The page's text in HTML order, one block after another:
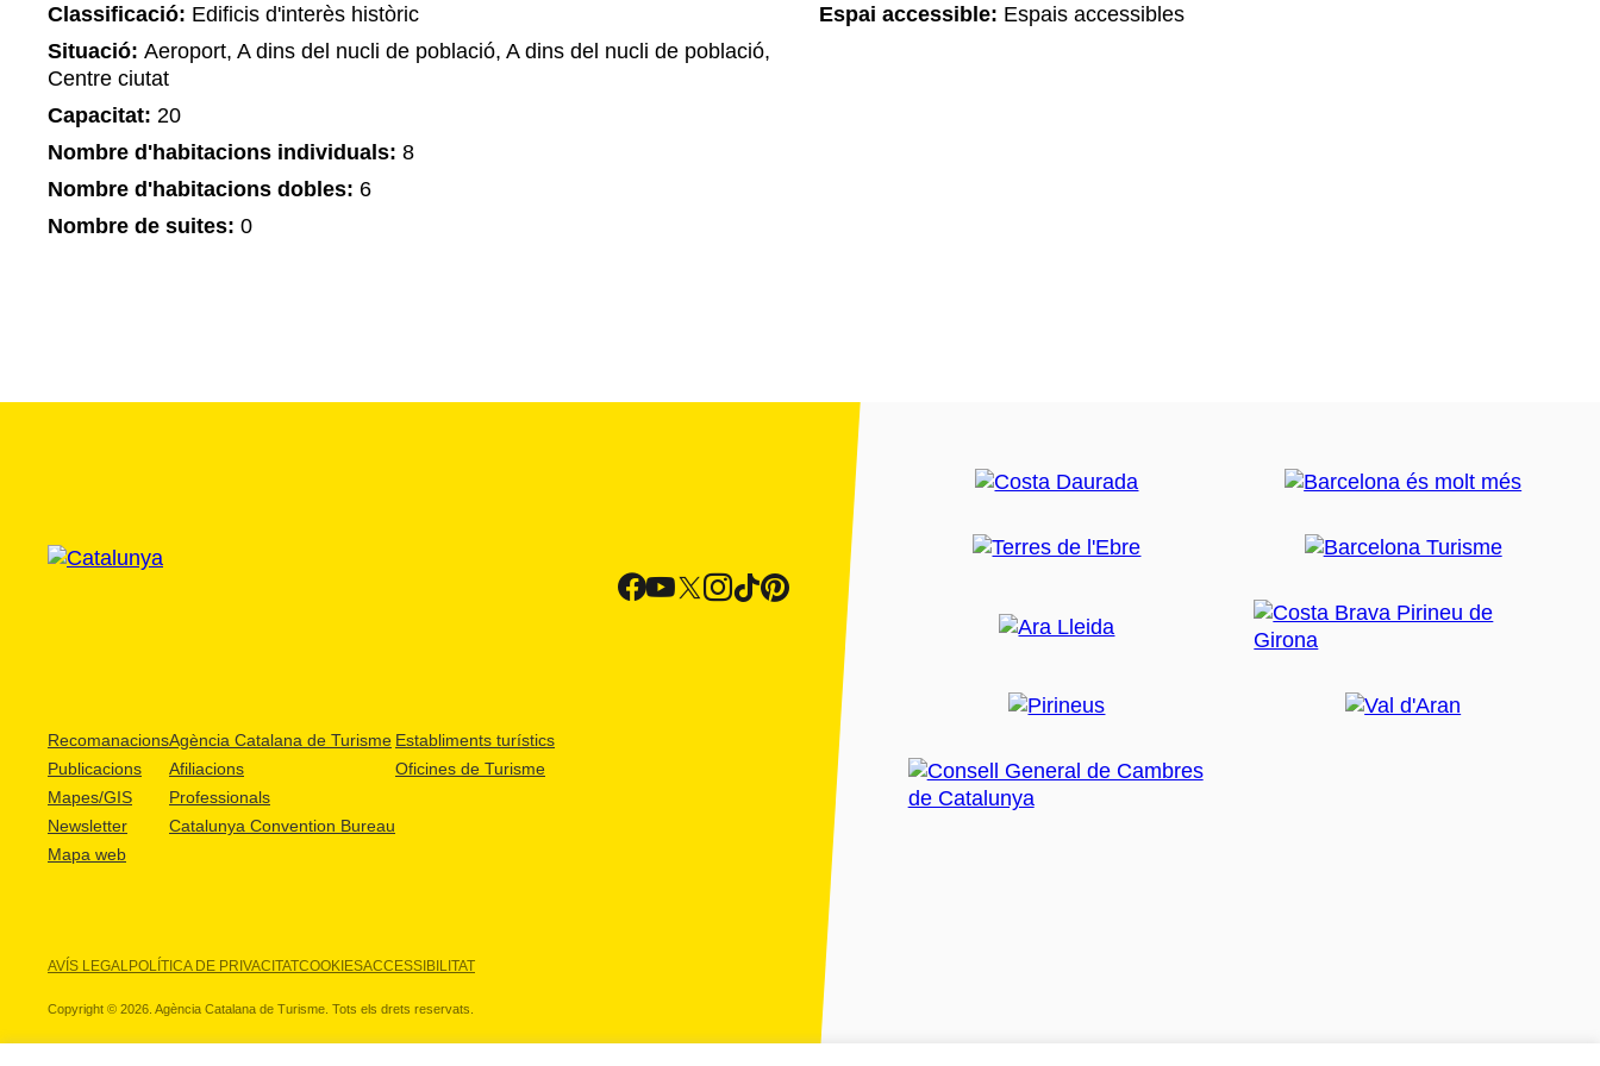
Classificació: Edificis d'interès històric
Situació: Aeroport, A dins del nucli de població, A dins del nucli de població,
Centre ciutat
Capacitat: 20
Nombre d'habitacions individuals: 8
Nombre d'habitacions dobles: 6
Nombre de suites: 0
Espai accessible: Espais accessibles
Recomanacions
Publicacions
Mapes/GIS
Newsletter
Mapa web
Agència Catalana de Turisme
Afiliacions
Professionals
Catalunya Convention Bureau
Establiments turístics
Oficines de Turisme
AVÍS LEGALPOLÍTICA DE PRIVACITATCOOKIESACCESSIBILITAT
Copyright © 2026. Agència Catalana de Turisme. Tots els drets reservats.